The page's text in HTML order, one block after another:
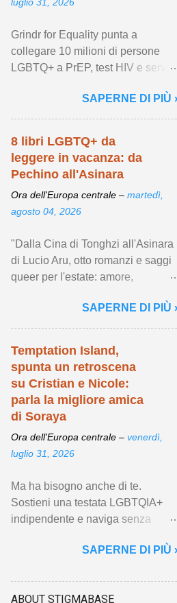
Grindr for Equality punta a
collegare 10 milioni di persone
LGBTQ+ a PrEP, test HIV e servizi
Visualizza articolo ...SAPERNE DI PIÙ
8 libri LGBTQ+ da
leggere in vacanza: da
Pechino all'Asinara
Ora dell'Europa centrale – martedì,
agosto 04, 2026
"Dalla Cina di Tonghzi all'Asinara
di Lucio Aru, otto romanzi e saggi
queer per l'estate: amore,
mondo." Visualizza articolo ...
SAPERNE DI PIÙ
Temptation Island,
spunta un retroscena
su Cristian e Nicole:
parla la migliore amica
di Soraya
Ora dell'Europa centrale – venerdì,
luglio 31, 2026
Ma ha bisogno anche di te.
Sostieni una testata LGBTQIA+
indipendente e naviga senza
SAPERNE DI PIÙ
ABOUT STIGMABASE